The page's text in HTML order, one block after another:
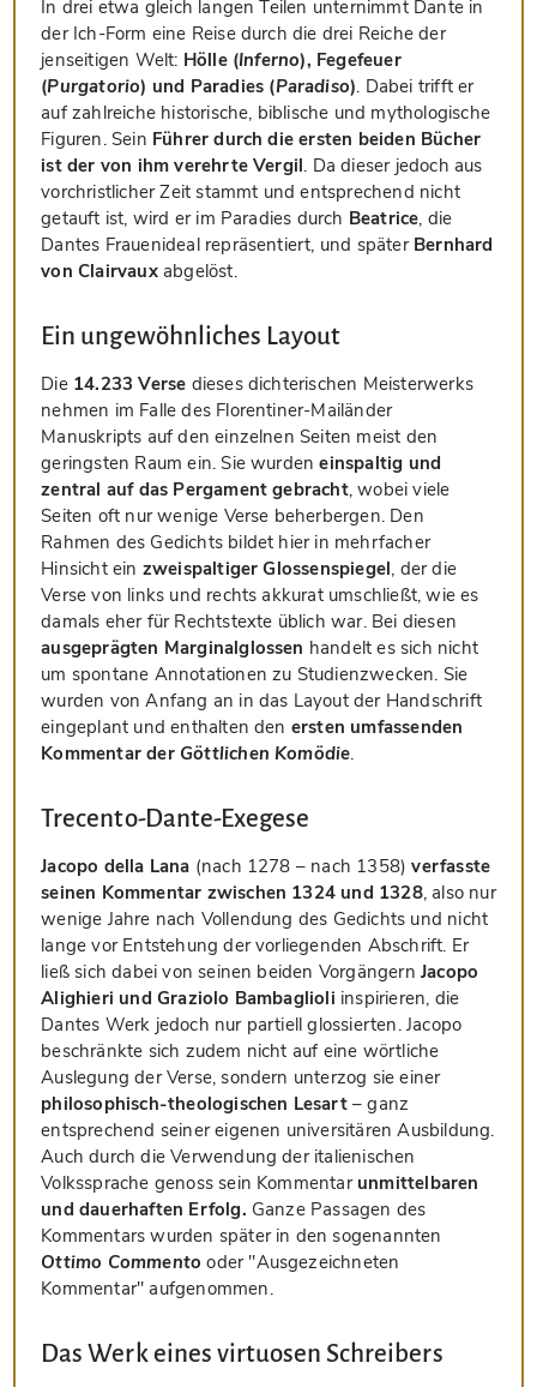
In drei etwa gleich langen Teilen unternimmt Dante in
der Ich-Form eine Reise durch die drei Reiche der
jenseitigen Welt: Hölle (Inferno), Fegefeuer
(Purgatorio) und Paradies (Paradiso). Dabei trifft er
auf zahlreiche historische, biblische und mythologische
Figuren. Sein Führer durch die ersten beiden Bücher
ist der von ihm verehrte Vergil. Da dieser jedoch aus
vorchristlicher Zeit stammt und entsprechend nicht
getauft ist, wird er im Paradies durch Beatrice, die
Dantes Frauenideal repräsentiert, und später Bernhard
von Clairvauxabgelöst.
Ein ungewöhnliches Layout
Die 14.233 Verse dieses dichterischen Meisterwerks
nehmen im Falle des Florentiner-Mailänder
Manuskripts auf den einzelnen Seiten meist den
geringsten Raum ein. Sie wurdeneinspaltig und
zentral auf das Pergament gebracht, wobei viele
Seiten oft nur wenige Verse beherbergen. Den
Rahmen des Gedichts bildet hier in mehrfacher
Hinsicht ein zweispaltiger Glossenspiegel, der die
Verse von links und rechts akkurat umschließt, wie es
damals eher für Rechtstexte üblich war. Bei diesen
ausgeprägten Marginalglossen handelt es sich nicht
um spontane Annotationen zu Studienzwecken. Sie
wurden von Anfang an in das Layout der Handschrift
eingeplant und enthalten den ersten umfassenden
Kommentar der Göttlichen Komödie.
Trecento-Dante-Exegese
Jacopo della Lana (nach 1278 – nach 1358)verfasste
seinen Kommentar zwischen 1324 und 1328, also nur
wenige Jahre nach Vollendung des Gedichts und nicht
lange vor Entstehung der vorliegenden Abschrift. Er
ließ sich dabei von seinen beiden Vorgängern Jacopo
Alighieri und Graziolo Bambaglioli inspirieren, die
Dantes Werk jedoch nur partiell glossierten. Jacopo
beschränkte sich zudem nicht auf eine wörtliche
Auslegung der Verse, sondern unterzog sie einer
philosophisch-theologischen Lesart– ganz
entsprechend seiner eigenen universitären Ausbildung.
Auch durch die Verwendung der italienischen
Volkssprache genoss sein Kommentar unmittelbaren
und dauerhaften Erfolg. Ganze Passagen des
Kommentars wurden später in den sogenannten
Ottimo Commento oder "Ausgezeichneten
Kommentar" aufgenommen.
Das Werk eines virtuosen Schreibers